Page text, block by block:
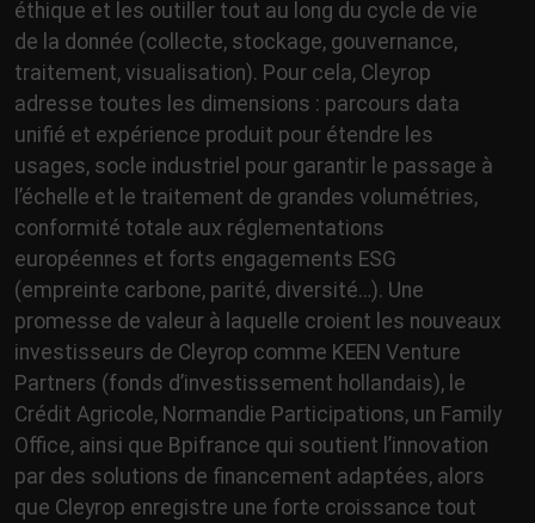
éthique et les outiller tout au long du cycle de vie
de la donnée (collecte, stockage, gouvernance,
traitement, visualisation). Pour cela, Cleyrop
adresse toutes les dimensions : parcours data
unifié et expérience produit pour étendre les
usages, socle industriel pour garantir le passage à
l’échelle et le traitement de grandes volumétries,
conformité totale aux réglementations
européennes et forts engagements ESG
(empreinte carbone, parité, diversité…). Une
promesse de valeur à laquelle croient les nouveaux
investisseurs de Cleyrop comme KEEN Venture
Partners (fonds d’investissement hollandais), le
Crédit Agricole, Normandie Participations, un Family
Office, ainsi que Bpifrance qui soutient l’innovation
par des solutions de financement adaptées, alors
que Cleyrop enregistre une forte croissance tout